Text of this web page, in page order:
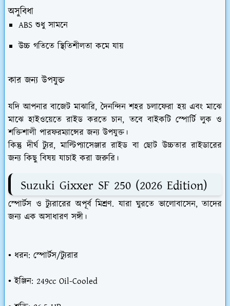
অসুবিধা
ABS শুধু সামনে
উচ্চ গতিতে স্থিতিশীলতা কমে যায়
কার জন্য উপযুক্ত
যদি আপনার বাজেট মাঝারি, দৈনন্দিন শহর চলাফেরা হয় এবং মাঝে
মাঝে হাইওয়েতে রাইড করতে চান, তবে বাইকটি স্পোর্টি লুক ও
শক্তিশালী পারফরম্যান্সের জন্য উপযুক্ত।
কিন্তু দীর্ঘ ট্যুর, মাল্টিপ্যাসেঞ্জার রাইড বা ছোট উচ্চতার রাইডারের
জন্য কিছু বিষয় যাচাই করা জরুরি।
Suzuki Gixxer SF 250 (2026 Edition)
স্পোর্টস ও ট্যুরারের অপূর্ব মিশ্রণ. যারা ঘুরতে ভালোবাসেন, তাদের
জন্য এক অসাধারণ সঙ্গী।
• ধরন: স্পোর্টস/ট্যুরার
• ইঞ্জিন: 249cc Oil-Cooled